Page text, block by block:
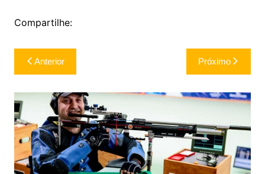
Compartilhe:
Navegação
de
Post
Anterior Próximo